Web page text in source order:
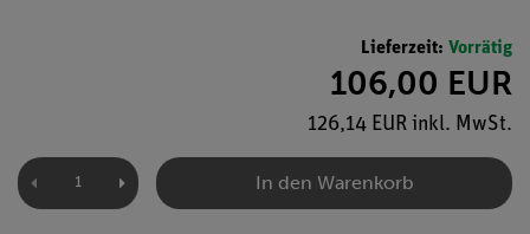
Lieferzeit: Vorrätig
106,00 EUR
126,14 EUR inkl. MwSt.
In den Warenkorb